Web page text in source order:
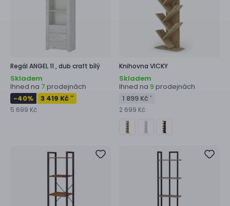
Regál ANGEL 11 ,dub craft bílý
Skladem
Ihned na 7 prodejnách
-40% 3 419 Kč **
5 699 Kč
Knihovna VICKY
Skladem
Ihned na 9 prodejnách
1 899 Kč *
2 699 Kč